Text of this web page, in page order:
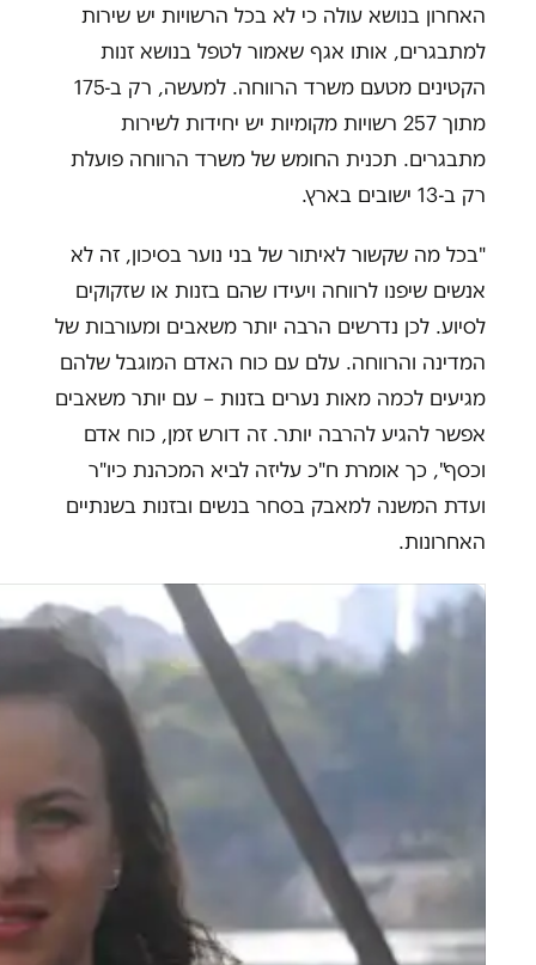
האחרון בנושא עולה כי לא בכל הרשויות יש שירות
למתבגרים, אותו אגף שאמור לטפל בנושא זנות
הקטינים מטעם משרד הרווחה. למעשה, רק ב-175
מתוך 257 רשויות מקומיות יש יחידות לשירות
מתבגרים. תכנית החומש של משרד הרווחה פועלת
רק ב-13 ישובים בארץ.
"בכל מה שקשור לאיתור של בני נוער בסיכון, זה לא
אנשים שיפנו לרווחה ויעידו שהם בזנות או שזקוקים
לסיוע. לכן נדרשים הרבה יותר משאבים ומעורבות של
המדינה והרווחה. עלם עם כוח האדם המוגבל שלהם
מגיעים לכמה מאות נערים בזנות – עם יותר משאבים
אפשר להגיע להרבה יותר. זה דורש זמן, כוח אדם
וכסף", כך אומרת ח"כ עליזה לביא המכהנת כיו"ר
ועדת המשנה למאבק בסחר בנשים ובזנות בשנתיים
האחרונות.